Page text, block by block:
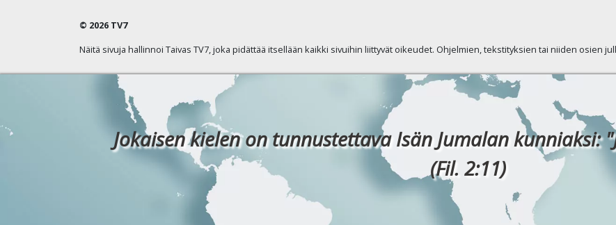
© 2026 TV7
Näitä sivuja hallinnoi Taivas TV7, joka pidättää itsellään kaikki sivuihin liittyvät oikeudet. Ohjelmien, tekstityksien tai niiden osien
Jokaisen kielen on tunnustettava Isän Jumalan kunniaksi:
(Fil. 2:11)